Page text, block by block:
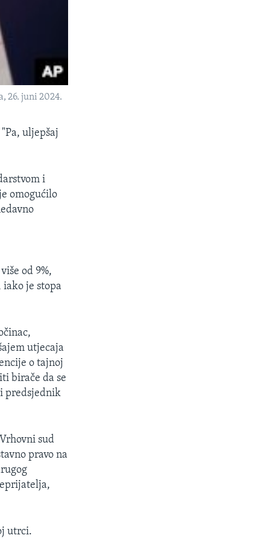
26. juni 2024.
uljepšaj
i
omogućilo
od 9%,
je stopa
utjecaja
o tajnoj
birače da se
predsjednik
sud
pravo na
utrci.